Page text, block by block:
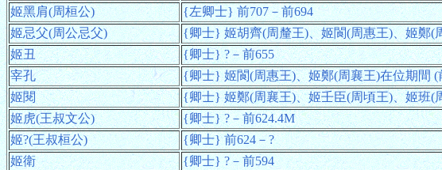
姬黑肩(周桓公)
{左卿士} 前707－前694
姬忌父(周公忌父)
{卿士} 姬胡齊(周釐王)、姬閬(周惠王)、姬鄭(
姬丑
{卿士} ?－前655
宰孔
{卿士} 姬閬(周惠王)、姬鄭(周襄王)在位期間 (
姬閱
{卿士} 姬鄭(周襄王)、姬壬臣(周頃王)、姬班(
姬虎(王叔文公)
{卿士} ?－前624.4M
姬?(王叔桓公)
{卿士} 前624－?
姬衛
{卿士} ?－前594